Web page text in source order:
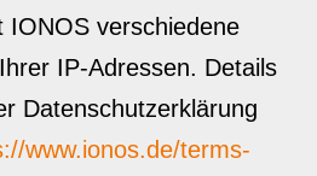
IONOS verschiedene
IP-Adressen. Details
Datenschutzerklärung
www.ionos.de/terms-